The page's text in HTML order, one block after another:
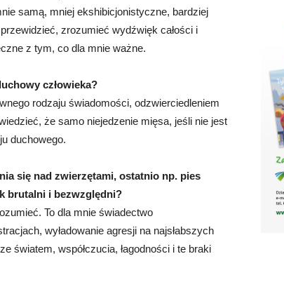
samą, mniej ekshibicjonistyczne, bardziej
zrozumieć wydźwięk całości i
z tym, co dla mnie ważne.
człowieka?
rodzaju świadomości, odzwierciedleniem
że samo niejedzenie mięsa, jeśli nie jest
duchowego.
się nad zwierzętami, ostatnio np. pies
brutalni i bezwzględni?
To dla mnie świadectwo
wyładowanie agresji na najsłabszych
światem, współczucia, łagodności i te braki